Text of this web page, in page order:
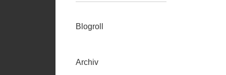
Blogroll
Archiv